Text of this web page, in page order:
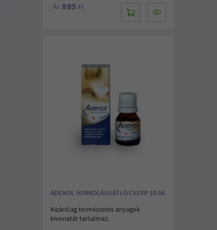
Ár: 895 Ft
ADENOL HORKOLÁSGÁTLÓ CSEPP 10 ML
Kizárólag természetes anyagok
kivonatát tartalmaz.